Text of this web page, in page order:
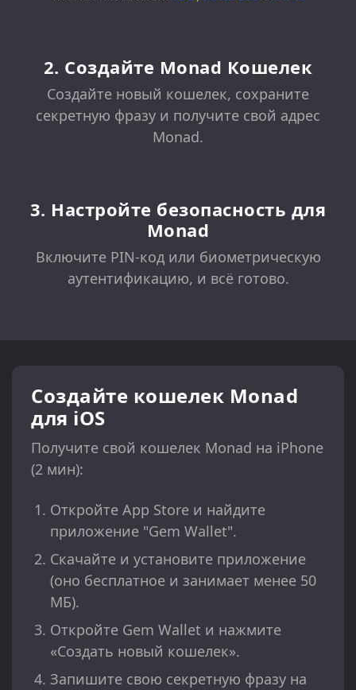
2. Создайте Monad Кошелек
Создайте новый кошелек, сохраните
секретную фразу и получите свой адрес
Monad.
3. Настройте безопасность для
Monad
Включите PIN-код или биометрическую
аутентификацию, и всё готово.
Создайте кошелек Monad
для iOS
Получите свой кошелек Monad на iPhone
(2 мин):
Откройте App Store и найдите
приложение "Gem Wallet".
Скачайте и установите приложение
(оно бесплатное и занимает менее 50
МБ).
Откройте Gem Wallet и нажмите
«Создать новый кошелек».
Запишите свою секретную фразу на